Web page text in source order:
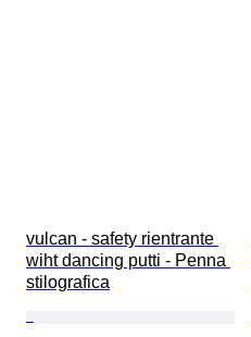
vulcan - safety rientrante
wiht dancing putti - Penna
stilografica